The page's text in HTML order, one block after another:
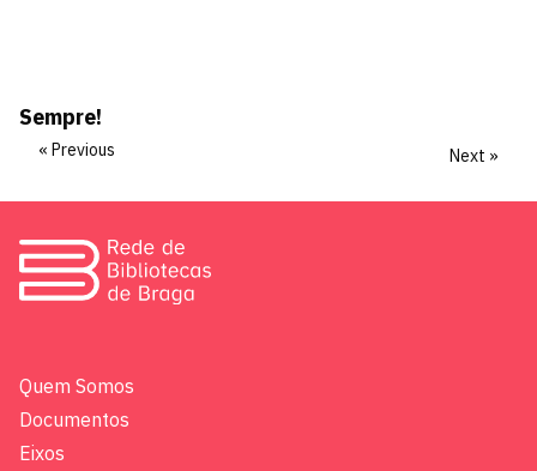
Sempre!
« Previous Next »
Quem Somos
Documentos
Eixos